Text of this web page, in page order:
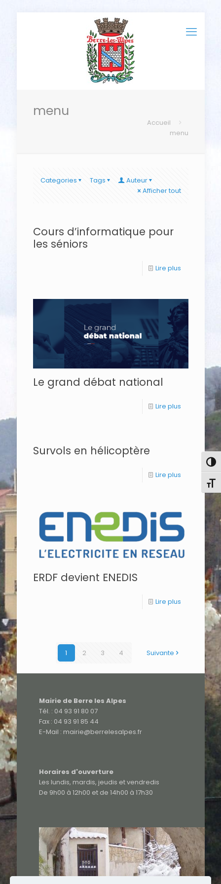
menu
Accueil
menu
Categories Tags
Auteur
Afficher tout
Cours d’informatique pour
les séniors
Lire plus
Le grand débat national
Lire plus
Survols en hélicoptère
Lire plus
ERDF devient ENEDIS
Lire plus
1 2 3 4 Suivante
Mairie de Berre les Alpes
Tél. : 04 93 91 80 07
Fax : 04 93 91 85 44
E-Mail : mairie@berrelesalpes.fr
Horaires d'ouverture
Les lundis, mardis, jeudis et vendredis
De 9h00 à 12h00 et de 14h00 à 17h30